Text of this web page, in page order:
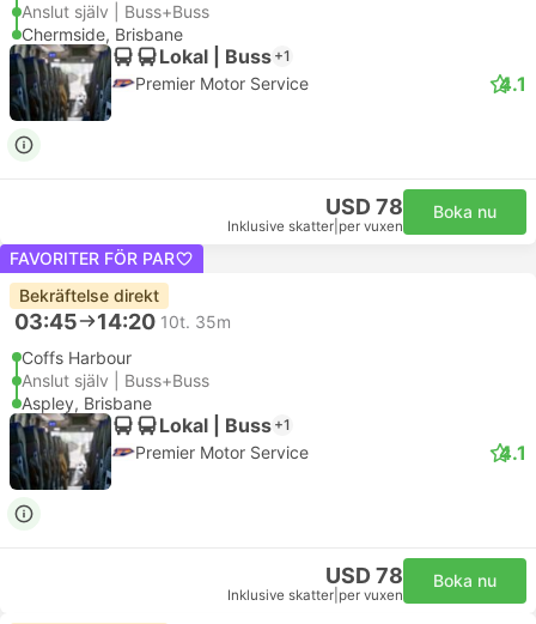
Anslut själv | Buss+Buss
Chermside, Brisbane
Lokal | Buss +1
Premier Motor Service 4.1
USD 78
Inklusive skatter per vuxen
Boka nu
FAVORITER FÖR PAR
Bekräftelse direkt
03:45 14:20 10t. 35m
Coffs Harbour
Anslut själv | Buss+Buss
Aspley, Brisbane
Lokal | Buss +1
Premier Motor Service 4.1
USD 78
Inklusive skatter per vuxen
Boka nu